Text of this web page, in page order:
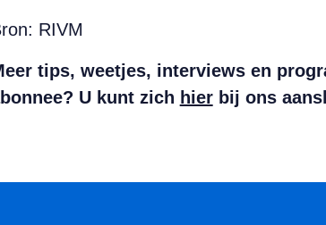
RIVM
tips, weetjes, interviews en
U kunt zich hierbij ons